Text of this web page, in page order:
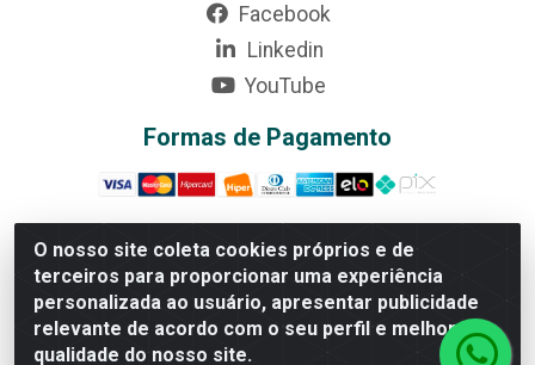
O nosso site coleta cookies próprios e de
terceiros para proporcionar uma experiência
personalizada ao usuário, apresentar publicidade
relevante de acordo com o seu perfil e melhorar a
qualidade do nosso site.
Facebook
Linkedin
YouTube
Formas de Pagamento
Rede Brasil - Avenida Universitária, nº 3860, Jardim das
Américas II Etapa - Anápolis/GO - CEP 75070-415 -
CNPJ 07.728.073/0002-24